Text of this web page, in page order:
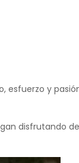
esfuerzo y
disfrutando